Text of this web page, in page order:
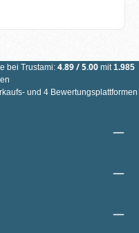
20 mm x 25 mm x 8
ca. 3
GEEIGNET!
bei Trustami: 4.89/5.00 mit1.985
und 4 Bewertungsplattformen